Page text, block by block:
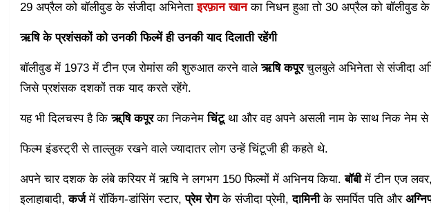
29 अप्रैल को बॉलीवुड के संजीदा अभिनेताइरफ़ान खानका निधन हुआ तो 30 अप्रैल को बॉलीवुड
ऋषि के प्रशंसकों को उनकी फिल्में ही उनकी याद दिलाती रहेंगी
बॉलीवुड में 1973 में टीन एज रोमांस की शुरुआत करने वालेऋषि कपूरचुलबुले अभिनेता से संजीदा
जिसे प्रशंसक दशकों तक याद करते रहेंगे.
यह भी दिलचस्प है किऋ्षि कपूरका निकनेमचिंटूथा और वह अपने असली नाम के साथ निक नेम से
फिल्म इंडस्ट्री से ताल्लुक रखने वाले ज्यादातर लोग उन्हें चिंटूजी ही कहते थे.
अपने चार दशक के लंबे करियर में ऋषि ने लगभग 150 फिल्मों में अभिनय किया.बॉबीमें टीन एज लवर,
इलाहाबादी,कर्जमें रॉकिंग-डांसिंग स्टार,प्रेम रोगके संजीदा प्रेमी,दामिनीके समर्पित पति और